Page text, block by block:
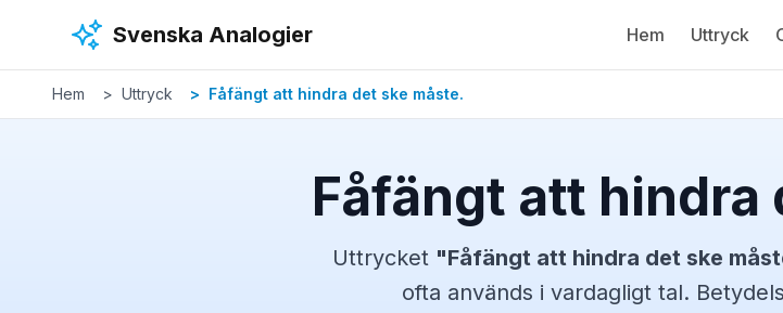
Svenska Analogier Hem Uttryck
Hem Uttryck Fåfängt att hindra det ske måste.
Fåfängt att hindra
Uttrycket "Fåfängt att hindra det ske
ofta används i vardagligt tal.